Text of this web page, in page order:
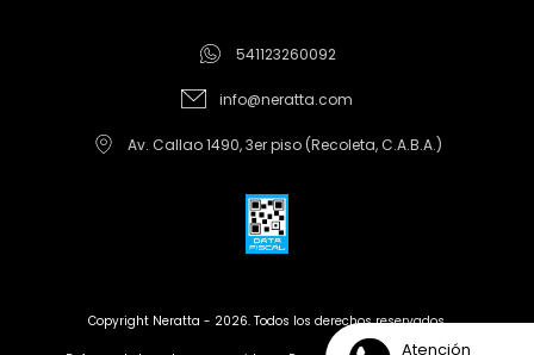
Atención
541123260092
info@neratta.com
Av. Callao 1490, 3er piso (Recoleta, C.A.B.A.)
Copyright Neratta - 2026. Todos los derechos reservados.